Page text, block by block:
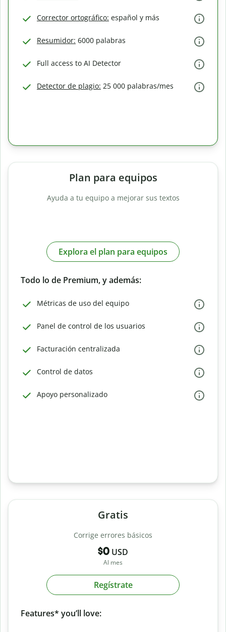
Corrector ortográfico: español y más
Resumidor: 6000 palabras
Full access to AI Detector
Detector de plagio: 25 000 palabras/mes
Plan para equipos
Ayuda a tu equipo a mejorar sus textos
Explora el plan para equipos
Todo lo de Premium, y además:
Métricas de uso del equipo
Panel de control de los usuarios
Facturación centralizada
Control de datos
Apoyo personalizado
Gratis
Corrige errores básicos
$0 USD
Al mes
Regístrate
Features* you’ll love: